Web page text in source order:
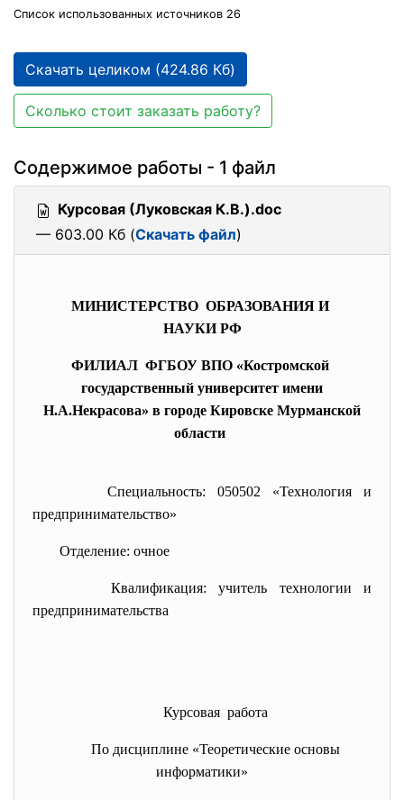
Список использованных источников 26
Скачать целиком (424.86 Кб)
Сколько стоит заказать работу?
Содержимое работы - 1 файл
Курсовая (Луковская К.В.).doc
— 603.00 Кб (Скачать файл)
МИНИСТЕРСТВО ОБРАЗОВАНИЯ И
НАУКИ РФ
ФИЛИАЛ ФГБОУ ВПО «Костромской
государственный университет имени
Н.А.Некрасова» в городе Кировске Мурманской
области
Специальность: 050502 «Технология и
предпринимательство»
Отделение: очное
Квалификация: учитель технологии и
предпринимательства
Курсовая работа
По дисциплине «Теоретические основы
информатики»